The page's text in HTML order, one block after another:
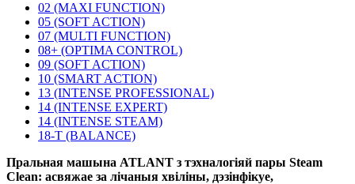
02 (MAXI FUNCTION)
05 (SOFT ACTION)
07 (MULTI FUNCTION)
08+ (OPTIMA CONTROL)
09 (SOFT ACTION)
10 (SMART ACTION)
13 (INTENSE PROFESSIONAL)
14 (INTENSE EXPERT)
14 (INTENSE STEAM)
18-T (BALANCE)
Пральная машына ATLANT з тэхналогіяй пары Steam
Clean: асвяжае за лічаныя хвіліны, дэзінфікуе,